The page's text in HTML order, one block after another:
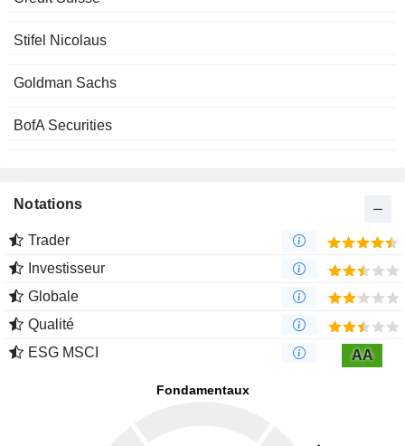
Stifel Nicolaus
Goldman Sachs
BofA Securities
Notations
Trader
Investisseur
Globale
Qualité
ESG MSCI
AA